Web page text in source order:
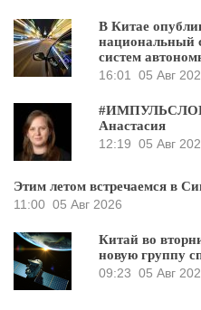
В Китае
национальный
систем
16:01
05 Авг
Анастасия
12:19 05 Авг
Этим летом встречаемся в
11:00 05 Авг 2026
Китай во
новую группу
09:23 05 Авг